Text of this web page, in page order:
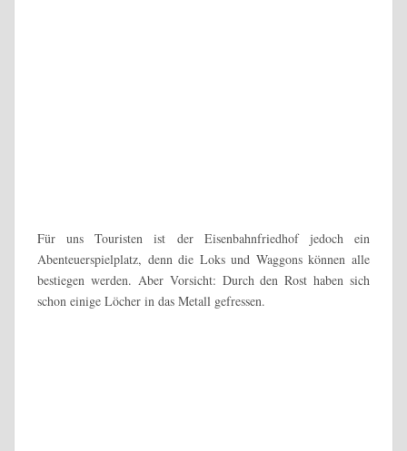
Gegen 13 Uhr erreichten wir Uyuni, die 1889 als Militärstandort
gegründet wurde und auf einer Höhe von 3.675 Metern liegt.
Touristisch hat die Stadt nicht allzu viel zu Bieten. Wir